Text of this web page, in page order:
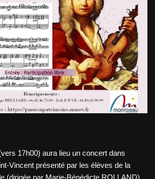
17h00) aura lieu un concert dans
Vincent présenté par les élèves de la
(dirigée par Marie-Bénédicte ROLLAND)